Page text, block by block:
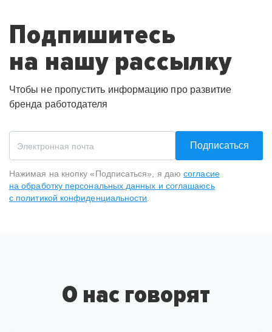
Подпишитесь
на нашу рассылку
Чтобы не пропустить информацию про развитие
бренда работодателя
Подписаться
Нажимая на кнопку «Подписаться», я даюсогласие
на обработку персональных данных и соглашаюсь
с политикой конфиденциальности
на рассылку
На ваш адрес отправлено письмо от hh.ru, необходимо
О нас говорят